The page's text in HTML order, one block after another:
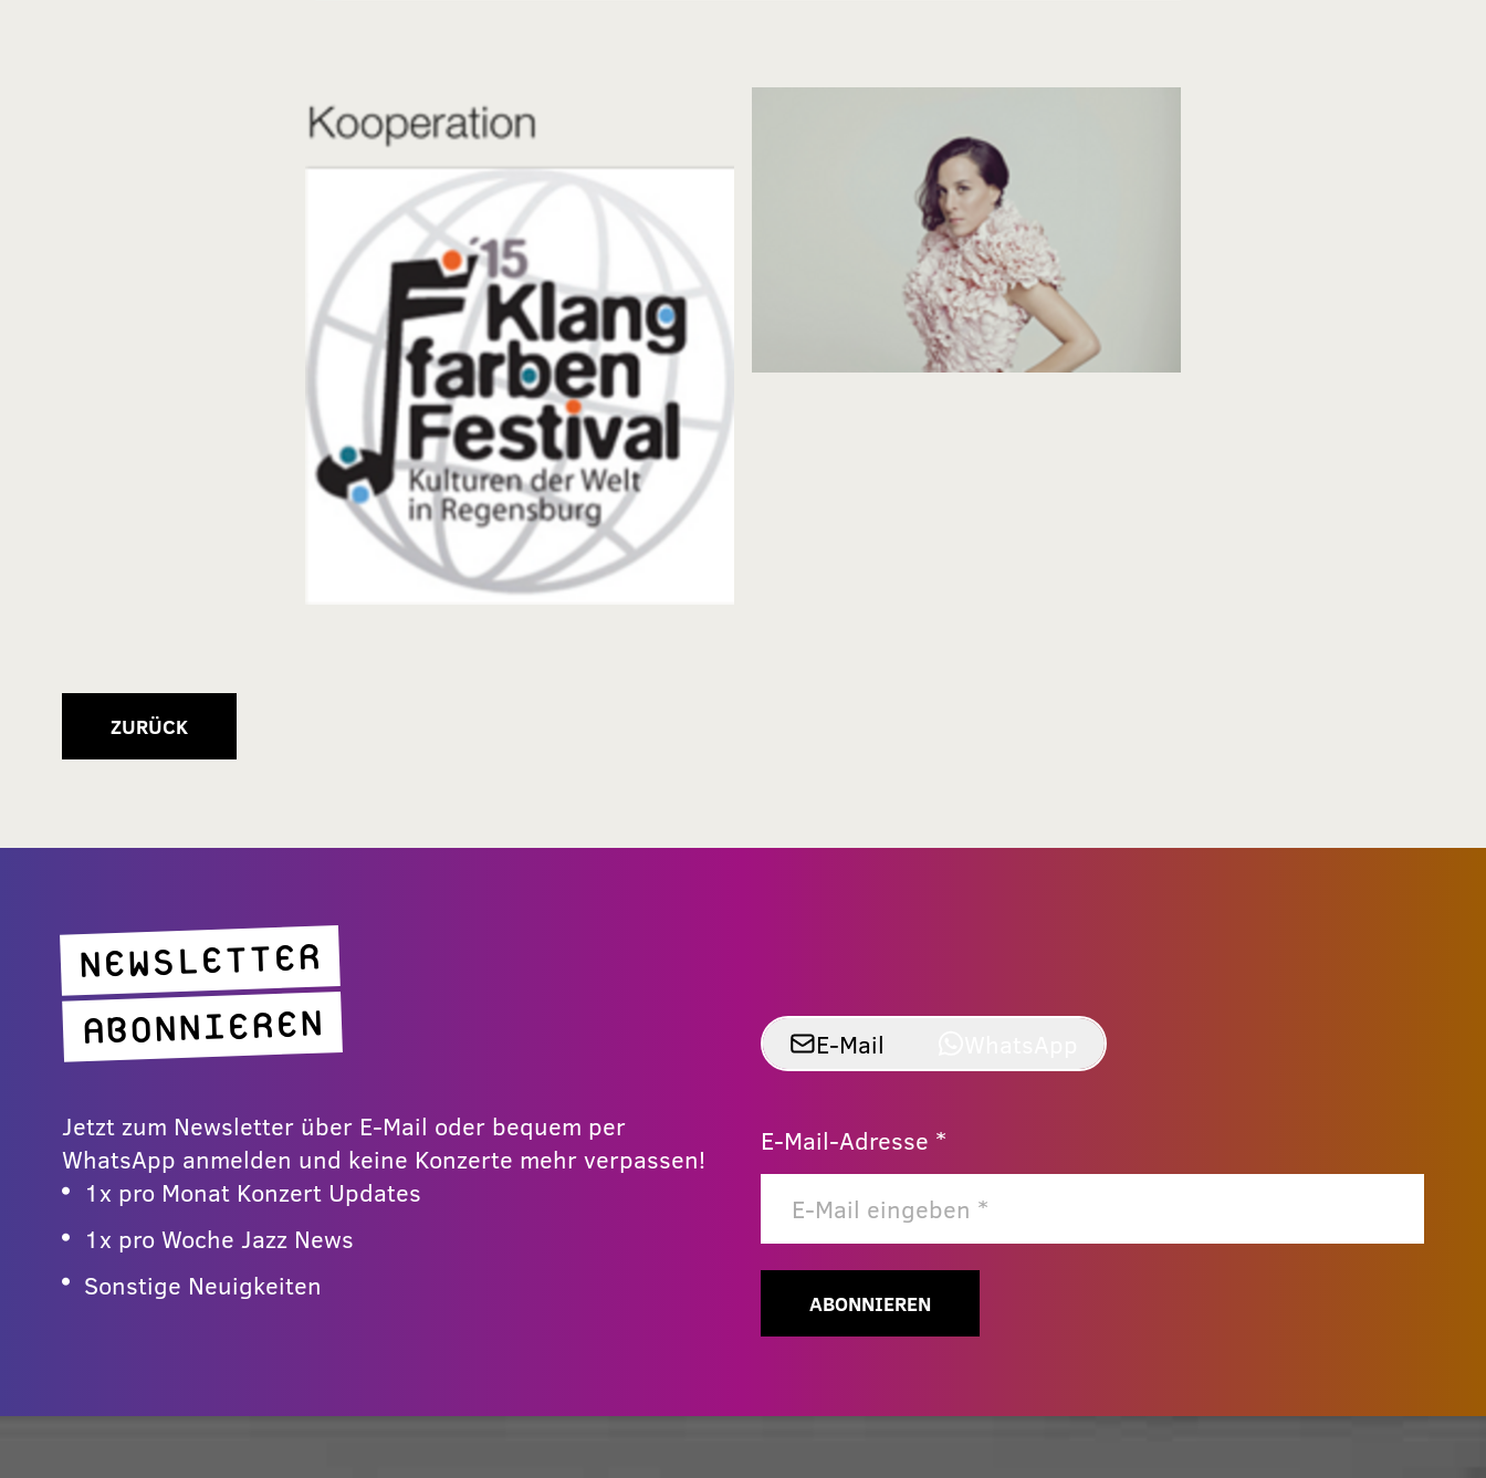
ZURÜCK
NEWSLETTER
ABONNIEREN
Jetzt zum Newsletter über E-Mail oder bequem per
WhatsApp anmelden und keine Konzerte mehr verpassen!
1x pro Monat Konzert Updates
1x pro Woche Jazz News
Sonstige Neuigkeiten
E-Mail
E-Mail-Adresse *
ABONNIEREN